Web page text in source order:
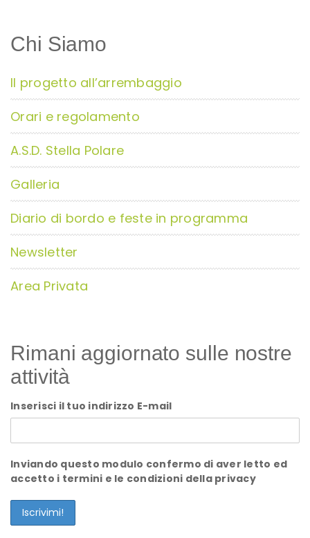
Chi Siamo
Il progetto all’arrembaggio
Orari e regolamento
A.S.D. Stella Polare
Galleria
Diario di bordo e feste in programma
Newsletter
Area Privata
Rimani aggiornato sulle nostre
attività
Inserisci il tuo indirizzo E-mail
Inviando questo modulo confermo di aver letto ed
accetto i termini e le condizioni della privacy